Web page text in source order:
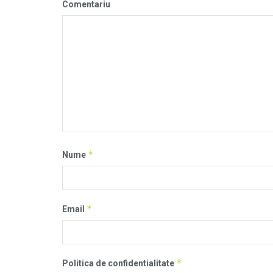
Comentariu
Nume *
Email *
Politica de confidentialitate *